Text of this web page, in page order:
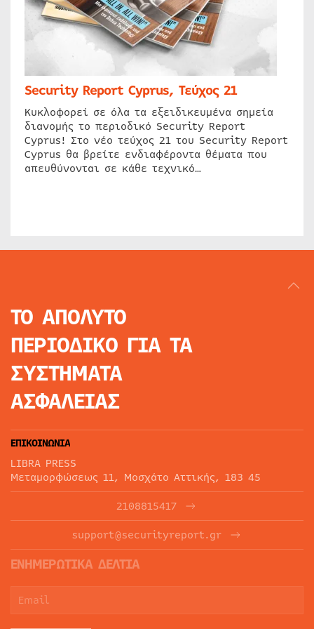
Security Report Cyprus, Τεύχος 21
Κυκλοφορεί σε όλα τα εξειδικευμένα σημεία
διανομής το περιοδικό Security Report
Cyprus! Στο νέο τεύχος 21 του Security Report
Cyprus θα βρείτε ενδιαφέροντα θέματα που
απευθύνονται σε κάθε τεχνικό…
ΤΟ ΑΠΟΛΥΤΟ
ΠΕΡΙΟΔΙΚΟ ΓΙΑ ΤΑ
ΣΥΣΤΗΜΑΤΑ
ΑΣΦΑΛΕΙΑΣ
ΕΠΙΚΟΙΝΩΝΙΑ
LIBRA PRESS
Μεταμορφώσεως 11, Μοσχάτο Αττικής, 183 45
2108815417
support@securityreport.gr
ΕΝΗΜΕΡΩΤΙΚΑ ΔΕΛΤΙΑ